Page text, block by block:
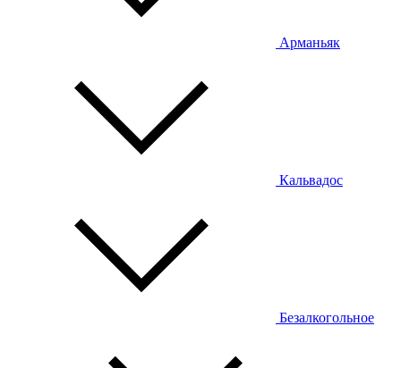
Арманьяк
Кальвадос
Безалкогольное